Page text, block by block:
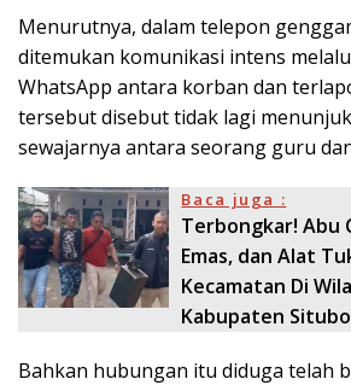
Menurutnya, dalam telepon
ditemukan komunikasi intens
WhatsApp antara korban dan
tersebut disebut tidak lagi
sewajarnya antara seorang guru
Baca juga :
Terbongkar! Abu
Emas, dan Alat
Kecamatan Di
Kabupaten
Bahkan hubungan itu diduga telah